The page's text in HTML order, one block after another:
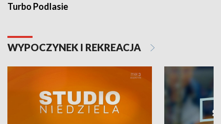
Turbo Podlasie
WYPOCZYNEK I REKREACJA